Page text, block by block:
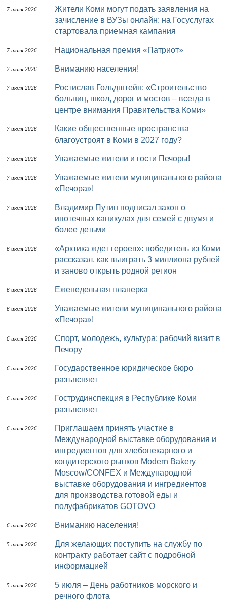
7 июля 2026
Жители Коми могут подать заявления на
зачисление в ВУЗы онлайн: на Госуслугах
стартовала приемная кампания
7 июля 2026 Национальная премия «Патриот»
7 июля 2026 Вниманию населения!
7 июля 2026
Ростислав Гольдштейн: «Строительство
больниц, школ, дорог и мостов – всегда в
центре внимания Правительства Коми»
7 июля 2026
Какие общественные пространства
благоустроят в Коми в 2027 году?
7 июля 2026 Уважаемые жители и гости Печоры!
7 июля 2026
Уважаемые жители муниципального района
«Печора»!
7 июля 2026
Владимир Путин подписал закон о
ипотечных каникулах для семей с двумя и
более детьми
6 июля 2026
«Арктика ждет героев»: победитель из Коми
рассказал, как выиграть 3 миллиона рублей
и заново открыть родной регион
6 июля 2026 Еженедельная планерка
6 июля 2026
Уважаемые жители муниципального района
«Печора»!
6 июля 2026
Спорт, молодежь, культура: рабочий визит в
Печору
6 июля 2026
Государственное юридическое бюро
разъясняет
6 июля 2026
Гострудинспекция в Республике Коми
разъясняет
6 июля 2026
Приглашаем принять участие в
Международной выставке оборудования и
ингредиентов для хлебопекарного и
кондитерского рынков Modern Bakery
Moscow/CONFEX и Международной
выставке оборудования и ингредиентов
для производства готовой еды и
полуфабрикатов GOTOVO
6 июля 2026 Вниманию населения!
5 июля 2026
Для желающих поступить на службу по
контракту работает сайт с подробной
информацией
5 июля 2026
5 июля – День работников морского и
речного флота